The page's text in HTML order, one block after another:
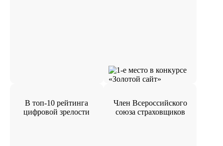
В топ-10 рейтинга
цифровой зрелости
Член Всероссийского
союза страховщиков